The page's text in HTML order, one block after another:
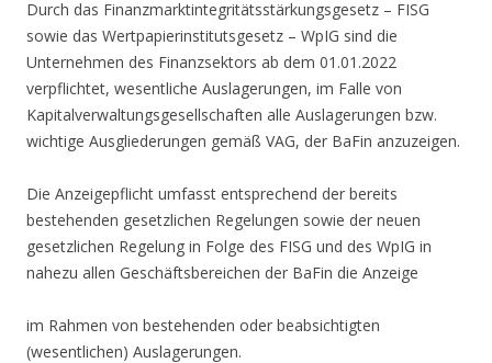
Durch das Finanzmarktintegritätsstärkungsgesetz – FISG
sowie das Wertpapierinstitutsgesetz – WpIG sind die
Unternehmen des Finanzsektors ab dem 01.01.2022
verpflichtet, wesentliche Auslagerungen, im Falle von
Kapitalverwaltungsgesellschaften alle Auslagerungen bzw.
wichtige Ausgliederungen gemäß VAG, der BaFin anzuzeigen.
Die Anzeigepflicht umfasst entsprechend der bereits
bestehenden gesetzlichen Regelungen sowie der neuen
gesetzlichen Regelung in Folge des FISG und des WpIG in
nahezu allen Geschäftsbereichen der BaFin die Anzeige
im Rahmen von bestehenden oder beabsichtigten
(wesentlichen) Auslagerungen.